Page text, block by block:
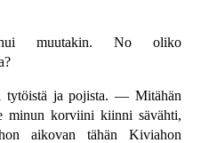
muutakin. No oliko
ja pojista. — Mitähän
minun korviini kiinni sävähti,
aikovan tähän Kiviahon